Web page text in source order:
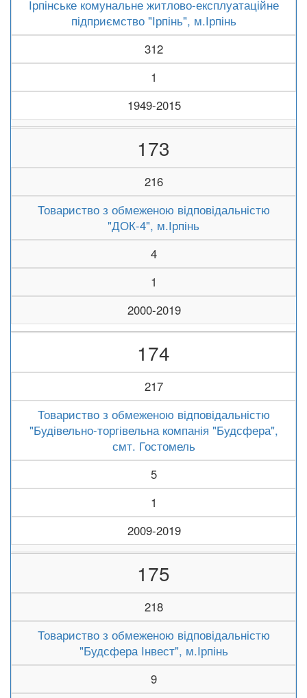
Ірпінське комунальне житлово-експлуатаційне
підприємство "Ірпінь", м.Ірпінь
312
1
1949-2015
173
216
Товариство з обмеженою відповідальністю
"ДОК-4", м.Ірпінь
4
1
2000-2019
174
217
Товариство з обмеженою відповідальністю
"Будівельно-торгівельна компанія "Будсфера",
смт. Гостомель
5
1
2009-2019
175
218
Товариство з обмеженою відповідальністю
"Будсфера Інвест", м.Ірпінь
9